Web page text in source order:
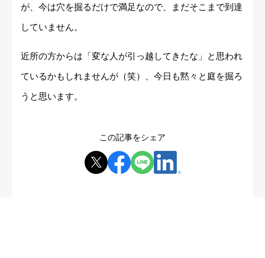
が、今は穴を掘るだけで満足なので、まだそこまで到達
していません。
近所の方からは「変な人が引っ越してきたな」と思われ
ているかもしれませんが（笑）、今日も黙々と庭を掘ろ
うと思います。
この記事をシェア